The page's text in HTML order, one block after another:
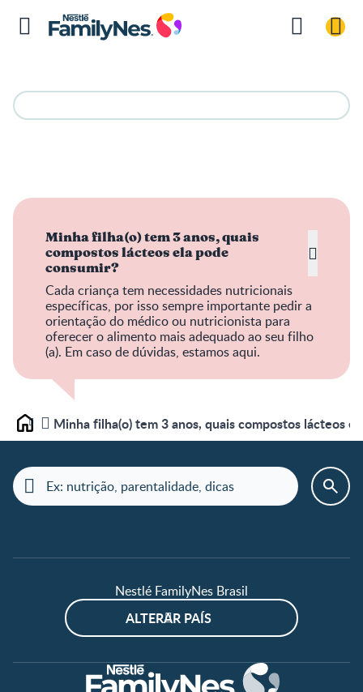
Minha filha(o) tem 3 anos, quais
compostos lácteos ela pode
consumir?
Cada criança tem necessidades nutricionais
específicas, por isso sempre importante pedir a
orientação do médico ou nutricionista para
oferecer o alimento mais adequado ao seu filho
(a). Em caso de dúvidas, estamos aqui.
Home Minha filha(o) tem 3 anos, quais compostos lácteos
Nestlé FamilyNes Brasil
ALTERAR PAÍS